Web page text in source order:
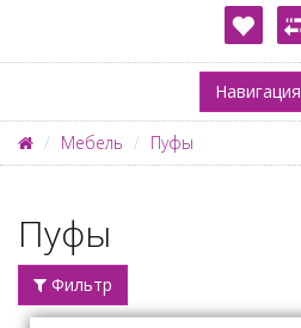
Навигация
Мебель Пуфы
Пуфы
Фильтр